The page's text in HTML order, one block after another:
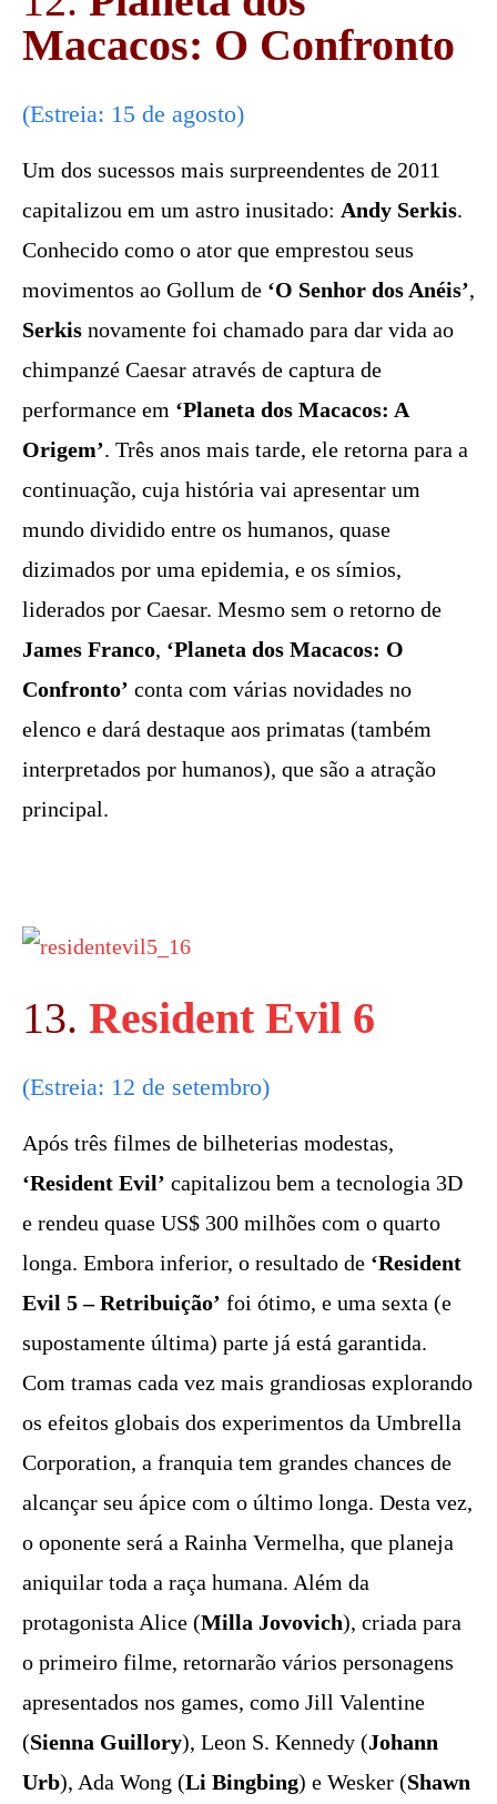
Macacos: O Confronto
(Estreia: 15 de agosto)
Um dos sucessos mais surpreendentes de 2011
capitalizou em um astro inusitado: Andy Serkis.
Conhecido como o ator que emprestou seus
movimentos ao Gollum de ‘O Senhor dos Anéis’,
Serkis novamente foi chamado para dar vida ao
chimpanzé Caesar através de captura de
performance em ‘Planeta dos Macacos: A
Origem’. Três anos mais tarde, ele retorna para a
continuação, cuja história vai apresentar um
mundo dividido entre os humanos, quase
dizimados por uma epidemia, e os símios,
liderados por Caesar. Mesmo sem o retorno de
James Franco, ‘Planeta dos Macacos: O
Confronto’ conta com várias novidades no
elenco e dará destaque aos primatas (também
interpretados por humanos), que são a atração
principal.
13. Resident Evil 6
(Estreia: 12 de setembro)
Após três filmes de bilheterias modestas,
‘Resident Evil’ capitalizou bem a tecnologia 3D
e rendeu quase US$ 300 milhões com o quarto
longa. Embora inferior, o resultado de ‘Resident
Evil 5 – Retribuição’ foi ótimo, e uma sexta (e
supostamente última) parte já está garantida.
Com tramas cada vez mais grandiosas explorando
os efeitos globais dos experimentos da Umbrella
Corporation, a franquia tem grandes chances de
alcançar seu ápice com o último longa. Desta vez,
o oponente será a Rainha Vermelha, que planeja
aniquilar toda a raça humana. Além da
protagonista Alice (Milla Jovovich), criada para
o primeiro filme, retornarão vários personagens
apresentados nos games, como Jill Valentine
(Sienna Guillory), Leon S. Kennedy (Johann
Urb), Ada Wong (Li Bingbing) e Wesker (Shawn